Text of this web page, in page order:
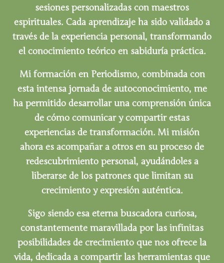
sesiones personalizadas con maestros
espirituales. Cada aprendizaje ha sido validado a
través de la experiencia personal, transformando
el conocimiento teórico en sabiduría práctica.
Mi formación en Periodismo, combinada con
esta intensa jornada de autoconocimiento, me
ha permitido desarrollar una comprensión única
de cómo comunicar y compartir estas
experiencias de transformación. Mi misión
ahora es acompañar a otros en su proceso de
redescubrimiento personal, ayudándoles a
liberarse de los patrones que limitan su
crecimiento y expresión auténtica.
Sigo siendo esa eterna buscadora curiosa,
constantemente maravillada por las infinitas
posibilidades de crecimiento que nos ofrece la
vida, dedicada a compartir las herramientas que